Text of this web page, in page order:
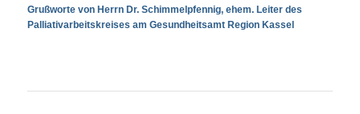
Grußworte von Herrn Dr. Schimmelpfennig, ehem. Leiter des
Palliativarbeitskreises am Gesundheitsamt Region Kassel